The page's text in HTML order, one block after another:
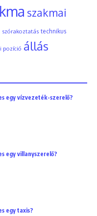
szakmai
szórakoztatás technikus
pozíció állás
egy vízvezeték-szerelő?
egy villanyszerelő?
egy taxis?